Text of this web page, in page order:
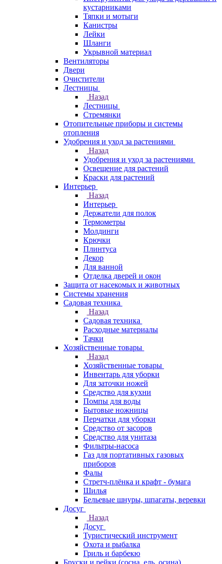
кустарниками
Тяпки и мотыги
Канистры
Лейки
Шланги
Укрывной материал
Вентиляторы
Двери
Очистители
Лестницы
Назад
Лестницы
Стремянки
Отопительные приборы и системы
отопления
Удобрения и уход за растениями
Назад
Удобрения и уход за растениями
Освещение для растений
Краски для растений
Интерьер
Назад
Интерьер
Держатели для полок
Термометры
Молдинги
Крючки
Плинтуса
Декор
Для ванной
Отделка дверей и окон
Защита от насекомых и животных
Системы хранения
Садовая техника
Назад
Садовая техника
Расходные материалы
Тачки
Хозяйственные товары
Назад
Хозяйственные товары
Инвентарь для уборки
Для заточки ножей
Средство для кухни
Помпы для воды
Бытовые ножницы
Перчатки для уборки
Средство от засоров
Средство для унитаза
Фильтры-насоса
Газ для портативных газовых
приборов
Фалы
Стретч-плёнка и крафт - бумага
Шилья
Бельевые шнуры, шпагаты, веревки
Досуг
Назад
Досуг
Туристический инструмент
Охота и рыбалка
Гриль и барбекю
Бруски и рейки (сосна, ель, осина)